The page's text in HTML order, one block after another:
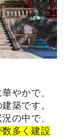
やかで、
築です。
の中で、
多く建設